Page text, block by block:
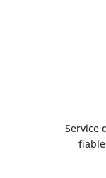
Service